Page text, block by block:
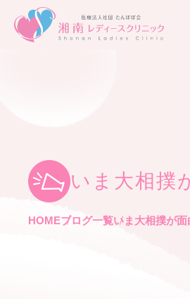
いま大相撲
HOMEブログ一覧いま大相撲が面